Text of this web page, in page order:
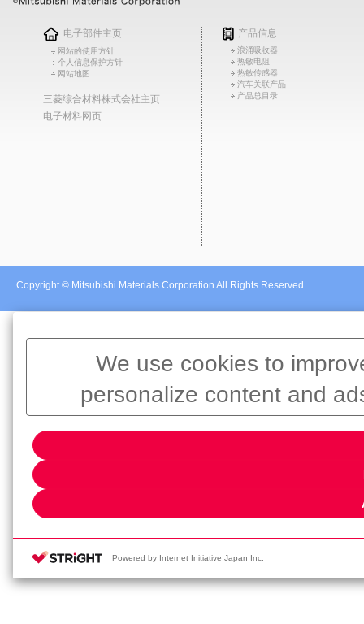
电子部件主页
网站的使用方针
个人信息保护方针
网站地图
三菱综合材料株式会社主页
电子材料网页
产品信息
浪涌吸收器
热敏电阻
热敏传感器
汽车关联产品
产品总目录
Copyright © Mitsubishi Materials Corporation All Rights Reserved.
We use cookies to
personalize content and
information about your use
services. Please click [Cookie
Powered by Internet Initiative Japan Inc.